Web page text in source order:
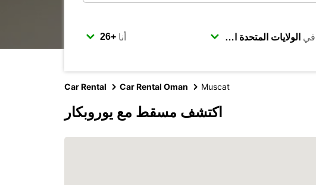
أنا
Car Rental Car Rental Oman Muscat
اكتشف مسقط مع يوروبكار